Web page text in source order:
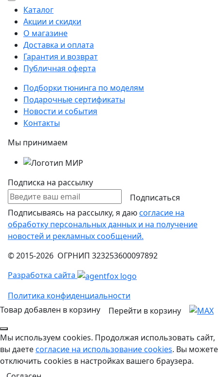
Каталог
Акции и скидки
О магазине
Доставка и оплата
Гарантия и возврат
Публичная оферта
Подборки тюнинга по моделям
Подарочные сертификаты
Новости и события
Контакты
Мы принимаем
Подписка на рассылку
Подписаться
Подписываясь на рассылку, я даюсогласие на
обработку персональных данных и на получение
новостей и рекламных сообщений.
© 2015-2026 ОГРНИП 323253600097892
Разработка сайта
Политика конфиденциальности
Товар добавлен в корзину
Перейти в корзину
Мы используем cookies. Продолжая использовать сайт,
вы даетесогласие на использование cookies. Вы можете
отключить cookies в настройках вашего браузера.